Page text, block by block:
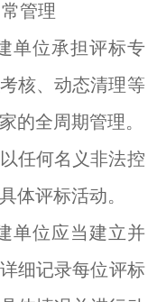
管理
单位承担评标专
核、动态清理等
的全周期管理。
任何名义非法控
体评标活动。
单位应当建立并
细记录每位评标